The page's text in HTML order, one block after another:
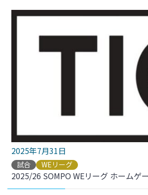
2025年7月31日
試合 WEリーグ